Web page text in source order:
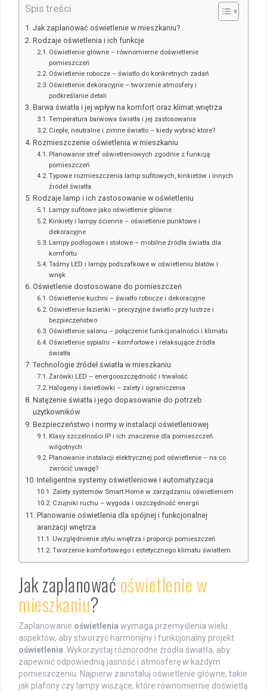
Spis treści
Jak zaplanować oświetlenie w mieszkaniu?
Rodzaje oświetlenia i ich funkcje
Oświetlenie główne – równomierne doświetlenie
pomieszczeń
Oświetlenie robocze – światło do konkretnych zadań
Oświetlenie dekoracyjne – tworzenie atmosfery i
podkreślanie detali
Barwa światła i jej wpływ na komfort oraz klimat wnętrza
Temperatura barwowa światła i jej zastosowania
Ciepłe, neutralne i zimne światło – kiedy wybrać które?
Rozmieszczenie oświetlenia w mieszkaniu
Planowanie stref oświetleniowych zgodnie z funkcją
pomieszczeń
Typowe rozmieszczenia lamp sufitowych, kinkietów i innych
źródeł światła
Rodzaje lamp i ich zastosowanie w oświetleniu
Lampy sufitowe jako oświetlenie główne
Kinkiety i lampy ścienne – oświetlenie punktowe i
dekoracyjne
Lampy podłogowe i stołowe – mobilne źródła światła dla
komfortu
Taśmy LED i lampy podszafkowe w oświetleniu blatów i
wnęk
Oświetlenie dostosowane do pomieszczeń
Oświetlenie kuchni – światło robocze i dekoracyjne
Oświetlenie łazienki – precyzyjne światło przy lustrze i
bezpieczeństwo
Oświetlenie salonu – połączenie funkcjonalności i klimatu
Oświetlenie sypialni – komfortowe i relaksujące źródła
światła
Technologie źródeł światła w mieszkaniu
Żarówki LED – energooszczędność i trwałość
Halogeny i świetlówki – zalety i ograniczenia
Natężenie światła i jego dopasowanie do potrzeb
użytkowników
Bezpieczeństwo i normy w instalacji oświetleniowej
Klasy szczelności IP i ich znaczenie dla pomieszczeń
wilgotnych
Planowanie instalacji elektrycznej pod oświetlenie – na co
zwrócić uwagę?
Inteligentne systemy oświetleniowe i automatyzacja
Zalety systemów Smart Home w zarządzaniu oświetleniem
Czujniki ruchu – wygoda i oszczędność energii
Planowanie oświetlenia dla spójnej i funkcjonalnej
aranżacji wnętrza
Uwzględnienie stylu wnętrza i proporcji pomieszczeń
Tworzenie komfortowego i estetycznego klimatu światłem
Jak zaplanować oświetlenie w
mieszkaniu?
Zaplanowanie oświetlenia wymaga przemyślenia wielu
aspektów, aby stworzyć harmonijny i funkcjonalny projekt
oświetlenia . Wykorzystaj różnorodne źródła światła, aby
zapewnić odpowiednią jasność i atmosferę w każdym
pomieszczeniu. Najpierw zainstaluj oświetlenie główne, takie
jak plafony czy lampy wiszące, które równomiernie doświetlą